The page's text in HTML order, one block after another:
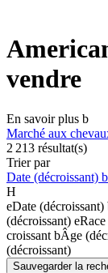
vendre
En savoir plus b
Marché aux
2 213 résultat(s)
Trier par
Date (décroissant) b
H
eDate (décroissant)
(décroissant) e
croissant bÂge
(décroissant)
Sauvegarder la